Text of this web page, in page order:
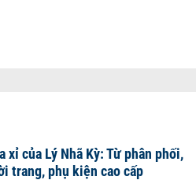
xỉ của Lý Nhã Kỳ: Từ phân phối,
trang, phụ kiện cao cấp